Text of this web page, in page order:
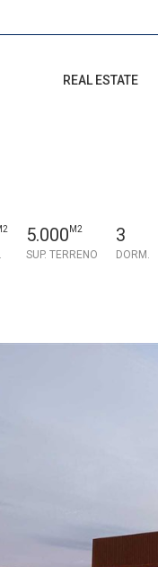
REAL ESTATE
5.000 M2
SUP. TERRENO
3
DORM.